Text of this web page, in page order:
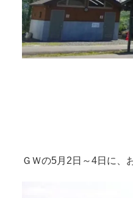
ＧＷの5月2日～4日に、